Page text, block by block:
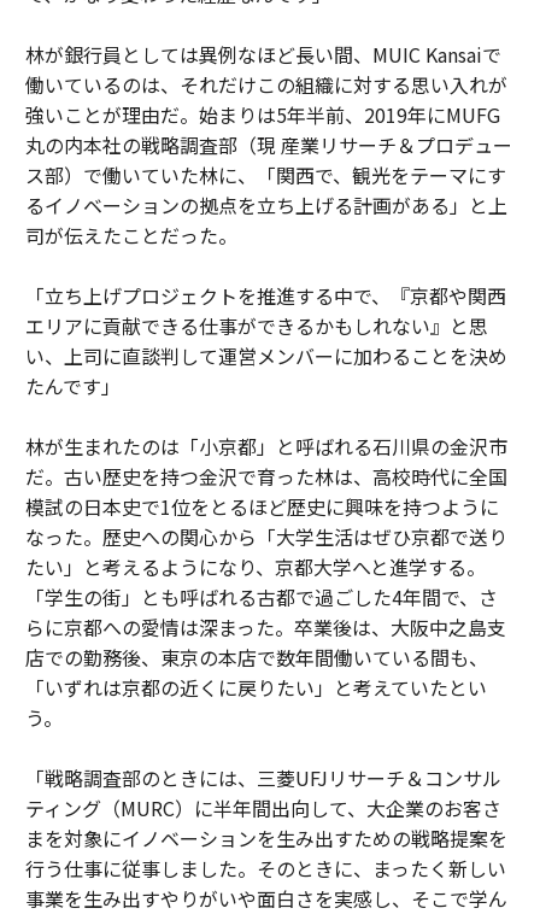
林が銀行員としては異例なほど長い間、MUIC Kansaiで
働いているのは、それだけこの組織に対する思い入れが
強いことが理由だ。始まりは5年半前、2019年にMUFG
丸の内本社の戦略調査部（現 産業リサーチ＆プロデュー
ス部）で働いていた林に、「関西で、観光をテーマにす
るイノベーションの拠点を立ち上げる計画がある」と上
司が伝えたことだった。
「立ち上げプロジェクトを推進する中で、『京都や関西
エリアに貢献できる仕事ができるかもしれない』と思
い、上司に直談判して運営メンバーに加わることを決め
たんです」
林が生まれたのは「小京都」と呼ばれる石川県の金沢市
だ。古い歴史を持つ金沢で育った林は、高校時代に全国
模試の日本史で1位をとるほど歴史に興味を持つように
なった。歴史への関心から「大学生活はぜひ京都で送り
たい」と考えるようになり、京都大学へと進学する。
「学生の街」とも呼ばれる古都で過ごした4年間で、さ
らに京都への愛情は深まった。卒業後は、大阪中之島支
店での勤務後、東京の本店で数年間働いている間も、
「いずれは京都の近くに戻りたい」と考えていたとい
う。
「戦略調査部のときには、三菱UFJリサーチ＆コンサル
ティング（MURC）に半年間出向して、大企業のお客さ
まを対象にイノベーションを生み出すための戦略提案を
行う仕事に従事しました。そのときに、まったく新しい
事業を生み出すやりがいや面白さを実感し、そこで学ん